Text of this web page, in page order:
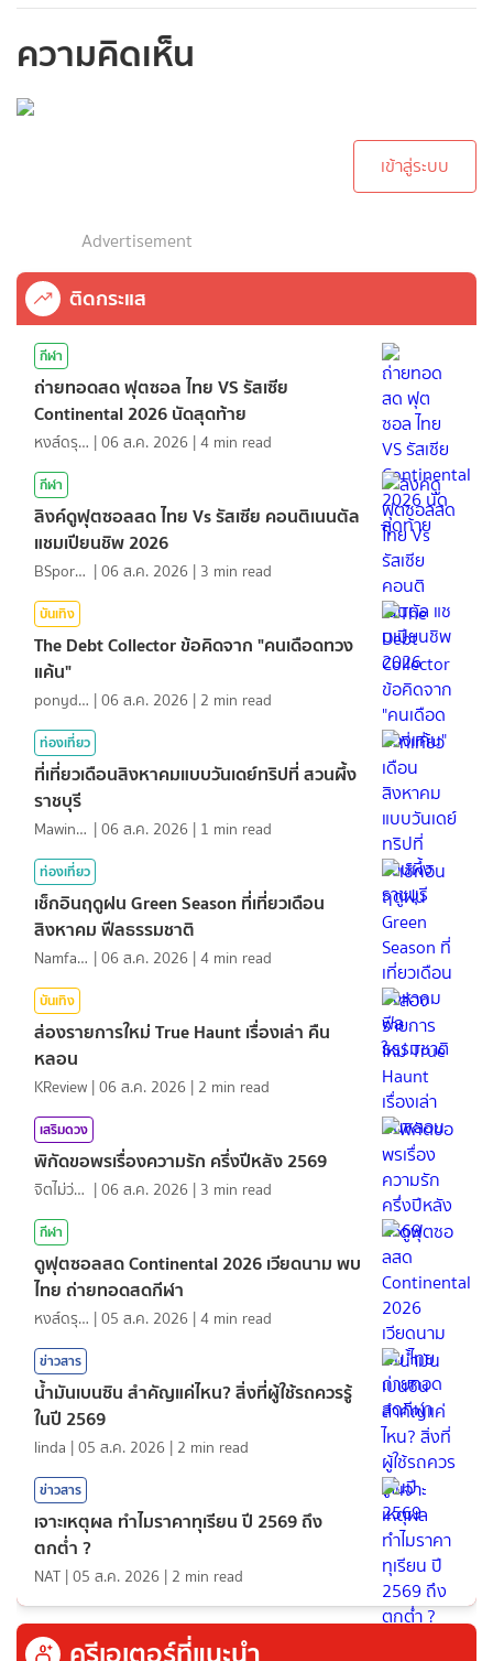
ความคิดเห็น
เข้าสู่ระบบ
Advertisement
ติดกระแส
กีฬา
ถ่ายทอดสด ฟุตซอล ไทย VS รัสเซีย
Continental 2026 นัดสุดท้าย
หงส์ดรุณ |06 ส.ค. 2026 |4 min read
กีฬา
ลิงค์ดูฟุตซอลสด ไทย Vs รัสเซีย คอนติเนนตัล
แชมเปียนชิพ 2026
BSports8 |06 ส.ค. 2026 | 3 min read
บันเทิง
The Debt Collector ข้อคิดจาก "คนเดือดทวง
แค้น"
ponydiary |06 ส.ค. 2026 | 2 min read
ท่องเที่ยว
ที่เที่ยวเดือนสิงหาคมแบบวันเดย์ทริปที่ สวนผึ้ง
ราชบุรี
MawinMatravel |06 ส.ค. 2026 | 1 min read
ท่องเที่ยว
เช็กอินฤดูฝน Green Season ที่เที่ยวเดือน
สิงหาคม ฟีลธรรมชาติ
NamfahPhupha |06 ส.ค. 2026 |4 min read
บันเทิง
ส่องรายการใหม่ True Haunt เรื่องเล่า คืน
หลอน
KReview |06 ส.ค. 2026 | 2 min read
เสริมดวง
พิกัดขอพรเรื่องความรัก ครึ่งปีหลัง 2569
จิตไม่ว่าง |06 ส.ค. 2026 | 3 min read
กีฬา
ดูฟุตซอลสด Continental 2026 เวียดนาม พบ
ไทย ถ่ายทอดสดกีฬา
หงส์ดรุณ |05 ส.ค. 2026 |4 min read
ข่าวสาร
น้ำมันเบนซิน สำคัญแค่ไหน? สิ่งที่ผู้ใช้รถควรรู้
ในปี 2569
linda |05 ส.ค. 2026 | 2 min read
ข่าวสาร
เจาะเหตุผล ทำไมราคาทุเรียน ปี 2569 ถึง
ตกต่ำ ?
NAT |05 ส.ค. 2026 | 2 min read